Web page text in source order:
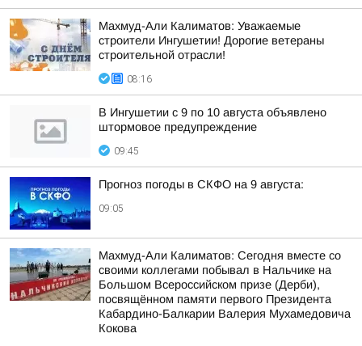
Махмуд-Али Калиматов: Уважаемые
строители Ингушетии! Дорогие ветераны
строительной отрасли!
08:16
В Ингушетии с 9 по 10 августа объявлено
штормовое предупреждение
09:45
Прогноз погоды в СКФО на 9 августа:
09:05
Махмуд-Али Калиматов: Сегодня вместе со
своими коллегами побывал в Нальчике на
Большом Всероссийском призе (Дерби),
посвящённом памяти первого Президента
Кабардино-Балкарии Валерия Мухамедовича
Кокова